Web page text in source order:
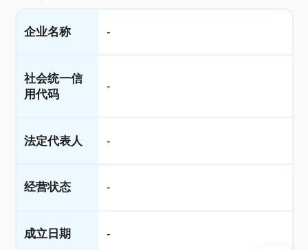
企业名称 -
社会统一信
用代码
-
法定代表人 -
经营状态 -
成立日期 -